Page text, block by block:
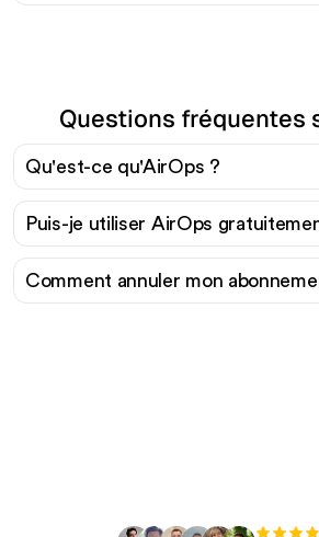
Questions fréquentes
Qu'est-ce qu'AirOps ?
Puis-je utiliser AirOps
Comment annuler mon